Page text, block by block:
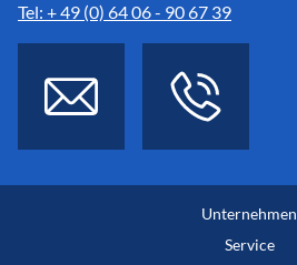
Tel: + 49 (0) 64 06 - 90 67 39
Unternehmen
Service